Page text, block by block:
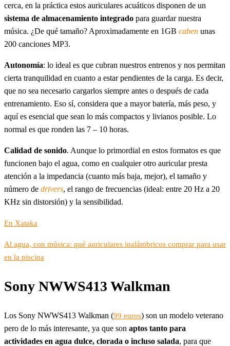
cerca, en la práctica estos auriculares acuáticos disponen de un
sistema de almacenamiento integrado para guardar nuestra
música. ¿De qué tamaño? Aproximadamente en 1GB caben unas
200 canciones MP3.
Autonomía: lo ideal es que cubran nuestros entrenos y nos permitan
cierta tranquilidad en cuanto a estar pendientes de la carga. Es decir,
que no sea necesario cargarlos siempre antes o después de cada
entrenamiento. Eso sí, considera que a mayor batería, más peso, y
aquí es esencial que sean lo más compactos y livianos posible. Lo
normal es que ronden las 7 – 10 horas.
Calidad de sonido. Aunque lo primordial en estos formatos es que
funcionen bajo el agua, como en cualquier otro auricular presta
atención a la impedancia (cuanto más baja, mejor), el tamaño y
número de drivers, el rango de frecuencias (ideal: entre 20 Hz a 20
KHz sin distorsión) y la sensibilidad.
En Xataka
Al agua, con música: qué auriculares inalámbricos comprar para usar
en la piscina
Sony NWWS413 Walkman
Los Sony NWWS413 Walkman (99 euros) son un modelo veterano
pero de lo más interesante, ya que son aptos tanto para
actividades en agua dulce, clorada o incluso salada, para que